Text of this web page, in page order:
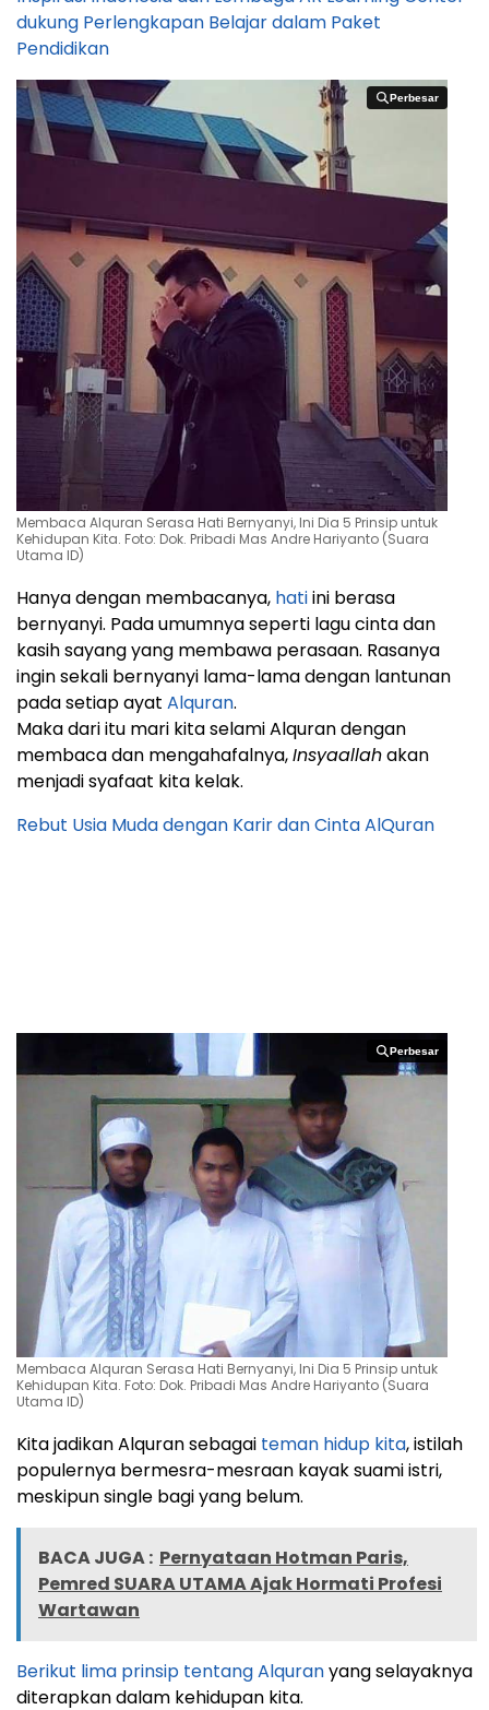
dukung Perlengkapan Belajar dalam Paket
Pendidikan
Perbesar
Perbesar
Membaca Alquran Serasa Hati Bernyanyi, Ini Dia 5 Prinsip untuk
Kehidupan Kita. Foto: Dok. Pribadi Mas Andre Hariyanto (Suara
Utama ID)
Hanya dengan membacanya, hatiini berasa
bernyanyi. Pada umumnya seperti lagu cinta dan
kasih sayang yang membawa perasaan. Rasanya
ingin sekali bernyanyi lama-lama dengan lantunan
pada setiap ayat Alquran.
Maka dari itu mari kita selami Alquran dengan
membaca dan mengahafalnya,Insyaallahakan
menjadi syafaat kita kelak.
Rebut Usia Muda dengan Karir dan Cinta AlQuran
Perbesar
Perbesar
Membaca Alquran Serasa Hati Bernyanyi, Ini Dia 5 Prinsip untuk
Kehidupan Kita. Foto: Dok. Pribadi Mas Andre Hariyanto (Suara
Utama ID)
Kita jadikan Alquran sebagai teman hidup kita, istilah
populernya bermesra-mesraan kayak suami istri,
meskipun single bagi yang belum.
BACA JUGA : Pernyataan Hotman Paris,
Pemred SUARA UTAMA Ajak Hormati Profesi
Wartawan
Berikut lima prinsip tentang Alquranyang selayaknya
diterapkan dalam kehidupan kita.